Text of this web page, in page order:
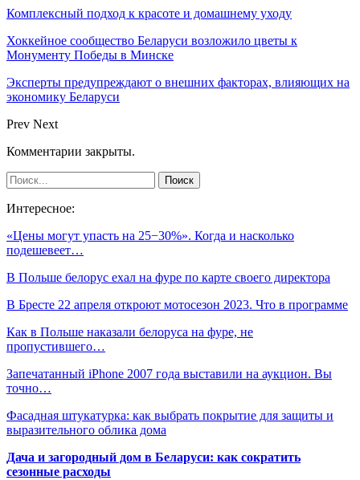
Комплексный подход к красоте и домашнему уходу
Хоккейное сообщество Беларуси возложило цветы к
Монументу Победы в Минске
Эксперты предупреждают о внешних факторах, влияющих на
экономику Беларуси
Prev Next
Комментарии закрыты.
Интересное:
«Цены могут упасть на 25−30%». Когда и насколько
подешевеет…
В Польше белорус ехал на фуре по карте своего директора
В Бресте 22 апреля откроют мотосезон 2023. Что в программе
Как в Польше наказали белоруса на фуре, не
пропустившего…
Запечатанный iPhone 2007 года выставили на аукцион. Вы
точно…
Фасадная штукатурка: как выбрать покрытие для защиты и
выразительного облика дома
Дача и загородный дом в Беларуси: как сократить
сезонные расходы